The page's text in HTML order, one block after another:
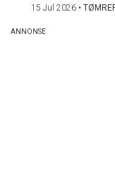
15 Jul 2026 •